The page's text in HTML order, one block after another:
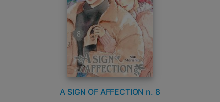
A SIGN OF AFFECTION n. 8